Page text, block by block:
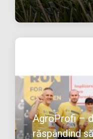
AgroProfi –
răspândind